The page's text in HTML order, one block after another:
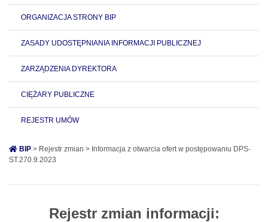
ORGANIZACJA STRONY BIP
ZASADY UDOSTĘPNIANIA INFORMACJI PUBLICZNEJ
ZARZĄDZENIA DYREKTORA
CIĘŻARY PUBLICZNE
REJESTR UMÓW
BIP > Rejestr zmian > Informacja z otwarcia ofert w postępowaniu DPS-
ST.270.9.2023
Rejestr zmian informacji: